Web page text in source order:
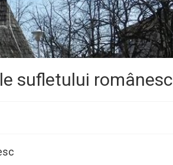
sufletului românesc